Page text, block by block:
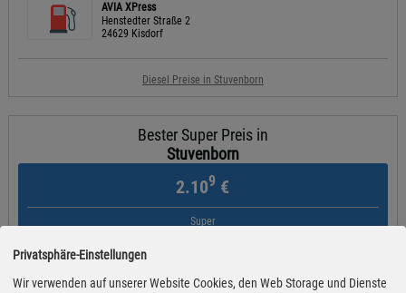
AVIA XPress
Henstedter Straße 2
24629 Kisdorf
Diesel Preise in Stuvenborn
Bester Super Preis in
Stuvenborn
2.109 €
Super
AVIA XPress
Henstedter Straße 2
Privatsphäre-Einstellungen
Wir verwenden auf unserer Website Cookies, den Web Storage und Dienste